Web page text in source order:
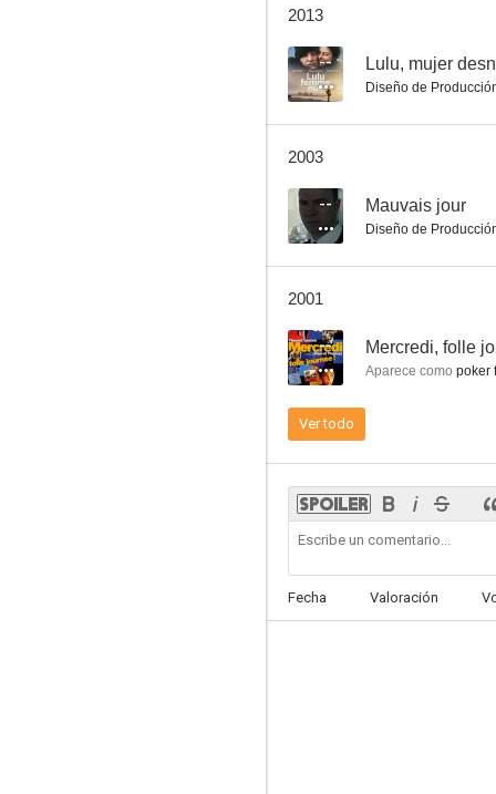
2013
-- Lulu, mujer
Diseño de
2003
-- Mauvais jour
Diseño de
2001
-- Mercredi, folle
Aparece como poker
Ver todo
Fecha Valoración